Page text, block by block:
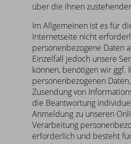
über die ihnen
Im Allgemeinen ist es für
Internetseite nicht
personenbezogene Daten
Einzelfall jedoch unsere
können, benötigen wir ggf.
personenbezogenen
Zusendung von
die Beantwortung
Anmeldung zu unseren
Verarbeitung
erforderlich und besteht